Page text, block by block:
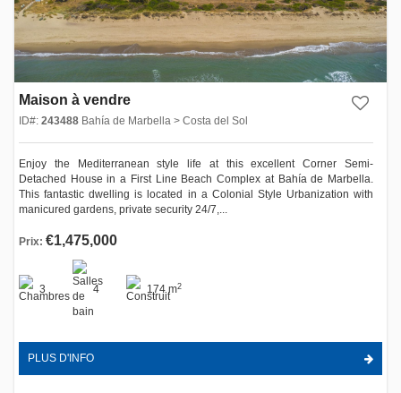
Maison à vendre
ID#: 243488 Bahía de Marbella > Costa del Sol
Enjoy the Mediterranean style life at this excellent Corner Semi-
Detached House in a First Line Beach Complex at Bahía de Marbella.
This fantastic dwelling is located in a Colonial Style Urbanization with
manicured gardens, private security 24/7,...
Prix: €1,475,000
3 4 174 m2
PLUS D'INFO